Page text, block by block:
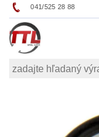
041/525 28 88